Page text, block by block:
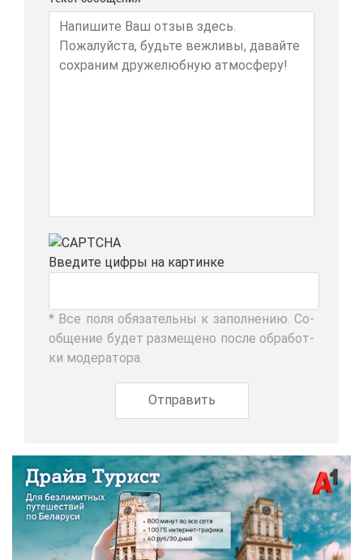
Вве­ди­те циф­ры на кар­тин­ке
* Все по­ля обя­за­тель­ны к за­пол­не­нию. Со­
об­ще­ние бу­дет раз­ме­ще­но по­сле об­ра­бот­
ки мо­де­ра­то­ра.